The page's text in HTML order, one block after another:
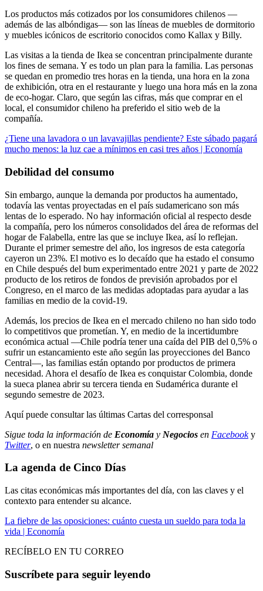
Los productos más cotizados por los consumidores chilenos —
además de las albóndigas— son las líneas de muebles de dormitorio
y muebles icónicos de escritorio conocidos como Kallax y Billy.
Las visitas a la tienda de Ikea se concentran principalmente durante
los fines de semana. Y es todo un plan para la familia. Las personas
se quedan en promedio tres horas en la tienda, una hora en la zona
de exhibición, otra en el restaurante y luego una hora más en la zona
de eco-hogar. Claro, que según las cifras, más que comprar en el
local, el consumidor chileno ha preferido el sitio web de la
compañía.
¿Tiene una lavadora o un lavavajillas pendiente? Este sábado pagará
mucho menos: la luz cae a mínimos en casi tres años | Economía
Debilidad del consumo
Sin embargo, aunque la demanda por productos ha aumentado,
todavía las ventas proyectadas en el país sudamericano son más
lentas de lo esperado. No hay información oficial al respecto desde
la compañía, pero los números consolidados del área de reformas del
hogar de Falabella, entre las que se incluye Ikea, así lo reflejan.
Durante el primer semestre del año, los ingresos de esta categoría
cayeron un 23%. El motivo es lo decaído que ha estado el consumo
en Chile después del bum experimentado entre 2021 y parte de 2022
producto de los retiros de fondos de previsión aprobados por el
Congreso, en el marco de las medidas adoptadas para ayudar a las
familias en medio de la covid-19.
Además, los precios de Ikea en el mercado chileno no han sido todo
lo competitivos que prometían. Y, en medio de la incertidumbre
económica actual —Chile podría tener una caída del PIB del 0,5% o
sufrir un estancamiento este año según las proyecciones del Banco
Central—, las familias están optando por productos de primera
necesidad. Ahora el desafío de Ikea es conquistar Colombia, donde
la sueca planea abrir su tercera tienda en Sudamérica durante el
segundo semestre de 2023.
Aquí puede consultar las últimas Cartas del corresponsal
Sigue toda la información de Economía y Negocios en Facebooky
Twitter, o en nuestra newsletter semanal
La agenda de Cinco Días
Las citas económicas más importantes del día, con las claves y el
contexto para entender su alcance.
La fiebre de las oposiciones: cuánto cuesta un sueldo para toda la
vida | Economía
RECÍBELO EN TU CORREO
Suscríbete para seguir leyendo